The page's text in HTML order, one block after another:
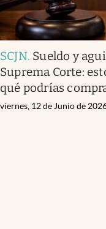
SCJN. Sueldo y
Suprema Corte:
qué podrías
viernes, 12 de Junio de